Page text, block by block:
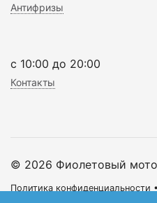
Антифризы
c 10:00 до 20:00
Контакты
© 2026 Фиолетовый
Политика конфиденциальности •